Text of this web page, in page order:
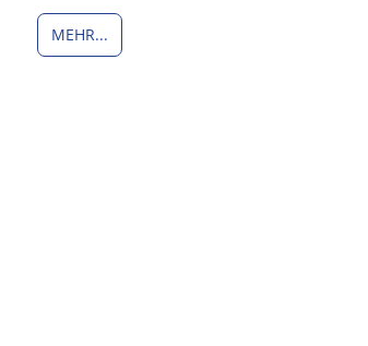
MEHR...